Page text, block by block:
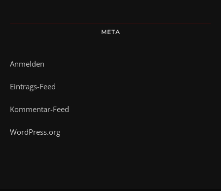
META
Anmelden
Eintrags-Feed
Kommentar-Feed
WordPress.org